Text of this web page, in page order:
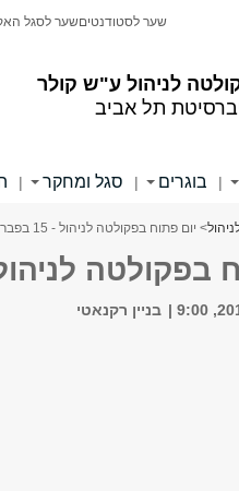
לניהול ע"ש קולר
תל אביב
שער לסטודנטיםשער לסגל
| בוגרים | סגל ומחקר |
> יום פתוח בפקולטה לניהול - 15 בפברואר 2013
לניהול - 15 בפברואר
בניין רקנאטי